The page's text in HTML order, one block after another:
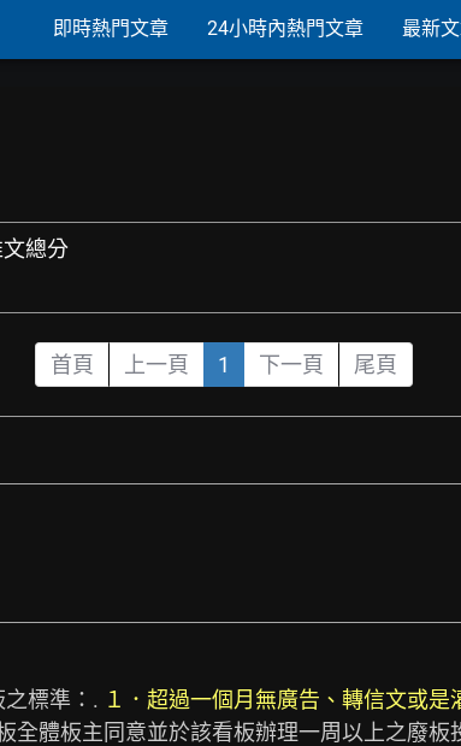
即時熱門文章 24小時內熱門文章 最新
總分
首頁 上一頁 1 下一頁 尾頁
標準：. １．超過一個月無廣告、轉信文或
全體板主同意並於該看板辦理一周以上之廢